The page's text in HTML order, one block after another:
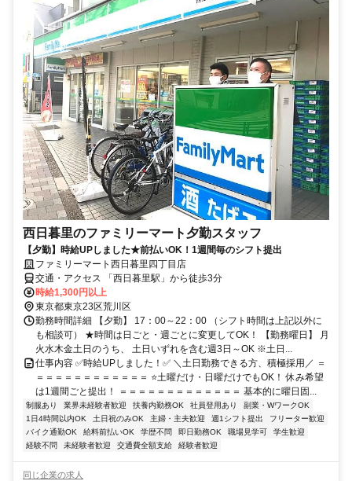
西日暮里のファミリーマート夕勤スタッフ
【夕勤】時給UPしました★前払いOK！1週間毎のシフト提出
ファミリーマート西日暮里四丁目店
交通・アクセス 「西日暮里駅」から徒歩3分
時給1,300円以上
東京都東京23区荒川区
勤務時間詳細 【夕勤】 17：00～22：00 （シフト時間は上記以外に
も相談可） ★時間は日ごと・週ごとに変更してOK！ 【勤務曜日】 月
火水木金土日のうち、 土日いずれを含む週3日～OK ※土日...
仕事内容 ✅時給UPしました！✅ ＼土日勤務できる方、積極採用／ ＝
＝＝＝＝＝＝＝＝＝＝＝＝ ⭐土曜だけ・日曜だけでもOK！ 休み希望
は1週間ごと提出！ ＝＝＝＝＝＝＝＝＝＝＝＝＝ 基本的に曜日固...
制服あり 業界未経験者歓迎 扶養内勤務OK 社員登用あり
副業・WワークOK
1日4時間以内OK
土日祝のみOK 主婦・主夫歓迎 週1シフト提出
フリーター歓迎
バイク通勤OK
給料前払いOK 学歴不問 即日勤務OK 職場見学可
学生歓迎
経験不問
未経験者歓迎 交通費全額支給 経験者歓迎
同じ企業の求人